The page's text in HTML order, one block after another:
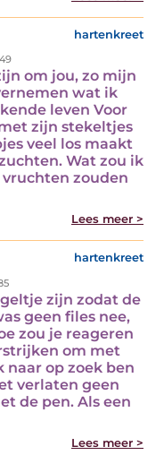
hartenkreet
om jou, zo mijn
wat ik
leven Voor
zijn stekeltjes
veel los maakt
Wat zou ik
zouden
Lees meer >
hartenkreet
zijn zodat de
geen files nee,
zou je reageren
om met
naar op zoek ben
verlaten geen
de pen. Als een
Lees meer >